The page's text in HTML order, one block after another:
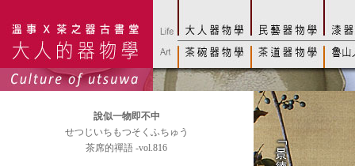
說似一物即不中
せつじいちもつそくふちゅう
茶席的禪語 -vol.816